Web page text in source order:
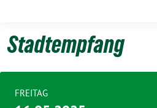
Stadtempfang
FREITAG